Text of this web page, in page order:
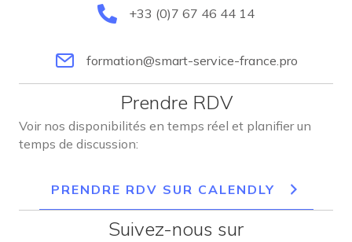
+33 (0)7 67 46 44 14
formation@smart-service-france.pro
Prendre RDV
Voir nos disponibilités en temps réel et planifier un
temps de discussion:
PRENDRE RDV SUR CALENDLY
Suivez-nous sur